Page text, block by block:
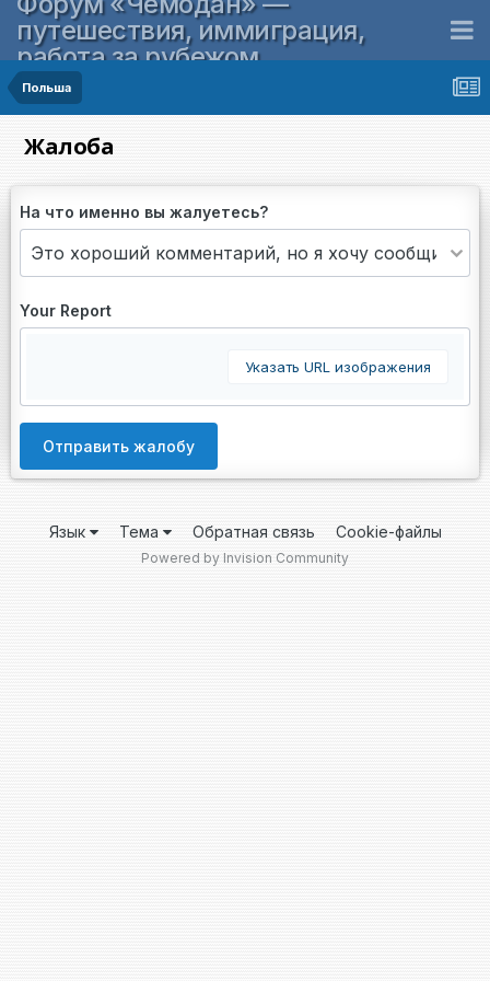
путешествия, иммиграция,
работа за рубежом
Польша
Жалоба
На что именно вы жалуетесь?
Your Report
Указать URL изображения
Отправить жалобу
Язык Тема Обратная связь Cookie-файлы
Powered by Invision Community